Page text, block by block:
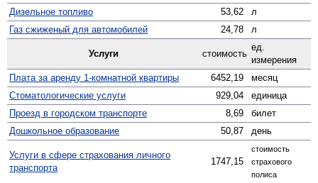
Дизельное топливо
53,62
л
Газ сжиженый для автомобилей
24,78 л
Услуги стоимость
ед.
измерения
Плата за аренду 1-комнатной квартиры
6452,19
месяц
Стомато­логические услуги
929,04
единица
Проезд в городском транспорте
8,69
билет
Дошкольное образование
50,87 день
Услуги в сфере страхования личного
транспорта
1747,15
стоимость
страхового
полиса